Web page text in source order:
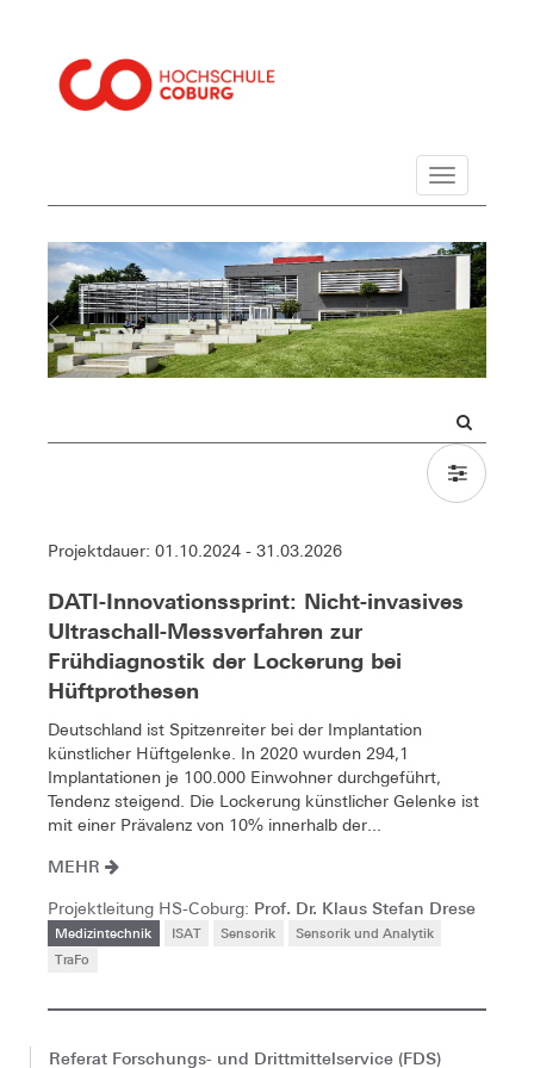
Navigation
Projektdauer: 01.10.2024 - 31.03.2026
DATI-Innovationssprint: Nicht-invasives
Ultraschall-Messverfahren zur
Frühdiagnostik der Lockerung bei
Hüftprothesen
Deutschland ist Spitzenreiter bei der Implantation
künstlicher Hüftgelenke. In 2020 wurden 294,1
Implantationen je 100.000 Einwohner durchgeführt,
Tendenz steigend. Die Lockerung künstlicher Gelenke ist
mit einer Prävalenz von 10% innerhalb der...
MEHR
Projektleitung HS-Coburg: Prof. Dr. Klaus Stefan Drese
Medizintechnik ISAT Sensorik
Sensorik und Analytik
TraFo
Referat Forschungs- und Drittmittelservice (FDS)